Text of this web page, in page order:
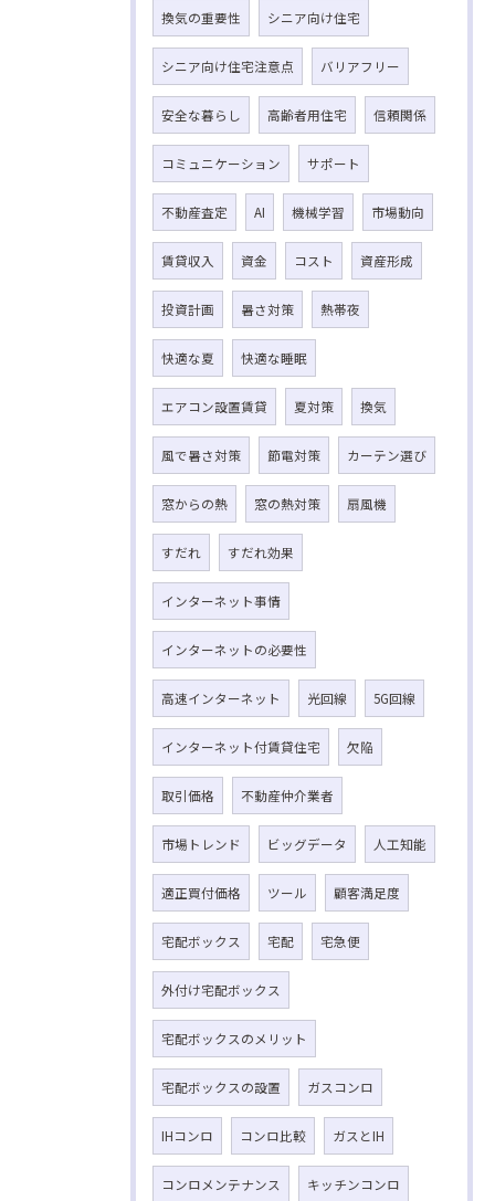
換気の重要性 シニア向け住宅
シニア向け住宅注意点 バリアフリー
安全な暮らし 高齢者用住宅 信頼関係
コミュニケーション サポート
不動産査定 AI 機械学習 市場動向
賃貸収入 資金 コスト 資産形成
投資計画 暑さ対策 熱帯夜
快適な夏 快適な睡眠
エアコン設置賃貸 夏対策 換気
風で暑さ対策 節電対策 カーテン選び
窓からの熱 窓の熱対策 扇風機
すだれ すだれ効果
インターネット事情
インターネットの必要性
高速インターネット 光回線 5G回線
インターネット付賃貸住宅 欠陥
取引価格 不動産仲介業者
市場トレンド ビッグデータ 人工知能
適正買付価格 ツール 顧客満足度
宅配ボックス 宅配 宅急便
外付け宅配ボックス
宅配ボックスのメリット
宅配ボックスの設置 ガスコンロ
IHコンロ コンロ比較 ガスとIH
コンロメンテナンス キッチンコンロ